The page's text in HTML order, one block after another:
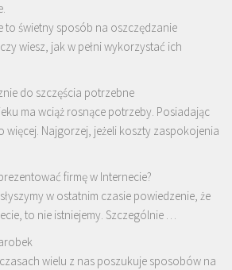
to świetny sposób na oszczędzanie
wiesz, jak w pełni wykorzystać ich
do szczęścia potrzebne
ma wciąż rosnące potrzeby. Posiadając
więcej. Najgorzej, jeżeli koszty zaspokojenia
firmę w Internecie?
w ostatnim czasie powiedzenie, że
to nie istniejemy. Szczególnie …
wielu z nas poszukuje sposobów na